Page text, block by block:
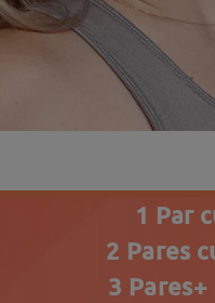
1 Par
2 Pares
3